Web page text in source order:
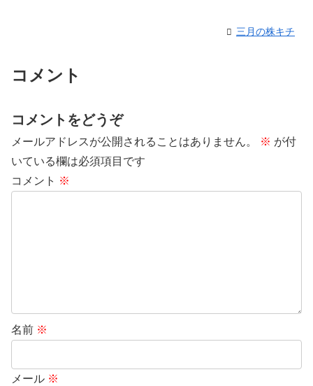
三月の株キチ
コメント
コメントをどうぞ
メールアドレスが公開されることはありません。 ※ が付
いている欄は必須項目です
コメント ※
名前 ※
メール ※